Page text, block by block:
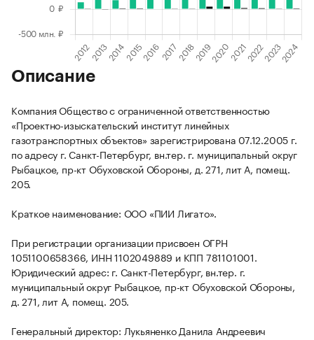
Описание
Компания Общество с ограниченной ответственностью
«Проектно-изыскательский институт линейных
газотранспортных объектов» зарегистрирована 07.12.2005 г.
по адресу г. Санкт-Петербург, вн.тер. г. муниципальный округ
Рыбацкое, пр-кт Обуховской Обороны, д. 271, лит А, помещ.
205.
Краткое наименование: ООО «ПИИ Лигато».
При регистрации организации присвоен ОГРН
1051100658366, ИНН 1102049889 и КПП 781101001.
Юридический адрес: г. Санкт-Петербург, вн.тер. г.
муниципальный округ Рыбацкое, пр-кт Обуховской Обороны,
д. 271, лит А, помещ. 205.
Генеральный директор: Лукьяненко Данила Андреевич